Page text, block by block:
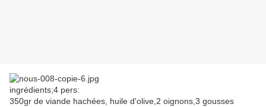
ingrédients;4 pers:
350gr de viande hachées, huile d'olive,2 oignons,3 gousses